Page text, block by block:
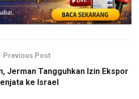
Previous Post
Jerman Tangguhkan Izin Ekspor
ke Israel